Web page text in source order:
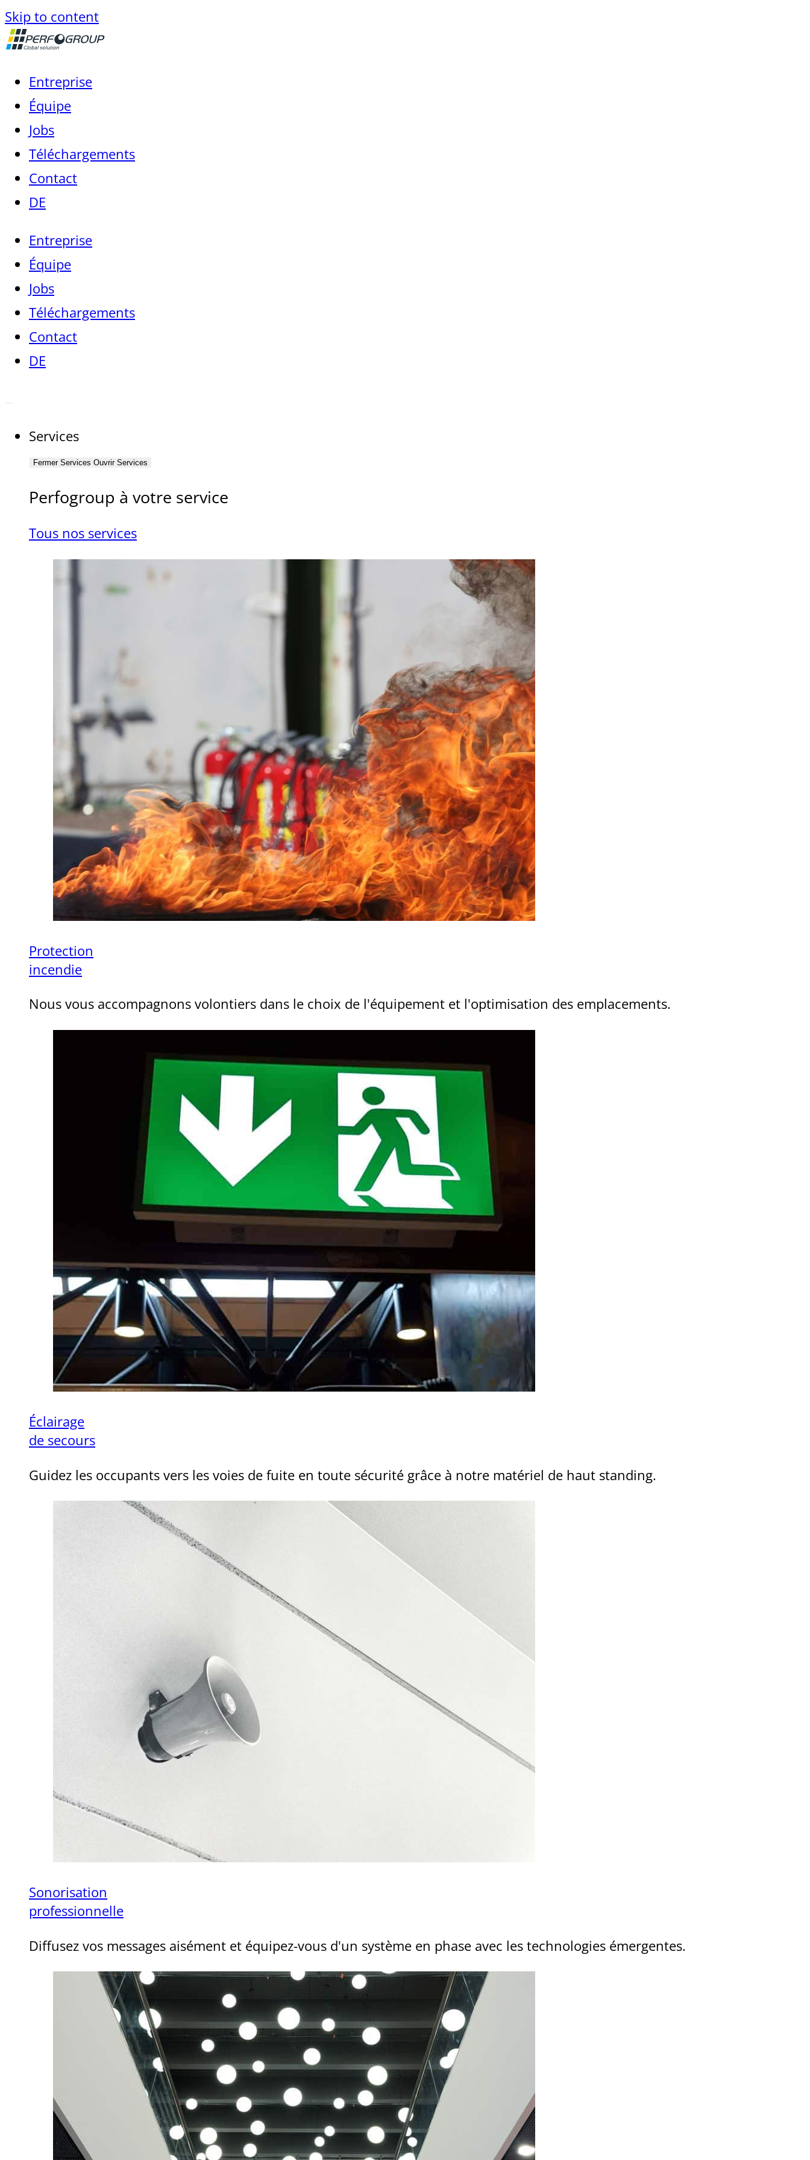
Skip to content
Entreprise
Équipe
Jobs
Téléchargements
Contact
DE
Entreprise
Équipe
Jobs
Téléchargements
Contact
DE
Services
Fermer Services Ouvrir Services
Perfogroup à votre service
Tous nos services
Protection
incendie
Nous vous accompagnons volontiers dans le choix de l'équipement et l'optimisation des emplacements.
Éclairage
de secours
Guidez les occupants vers les voies de fuite en toute sécurité grâce à notre matériel de haut standing.
Sonorisation
professionnelle
Diffusez vos messages aisément et équipez-vous d'un système en phase avec les technologies émergentes.